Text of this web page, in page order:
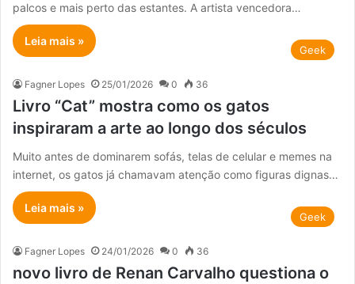
palcos e mais perto das estantes. A artista vencedora…
Leia mais »
Geek
Fagner Lopes 25/01/2026 0 36
Livro “Cat” mostra como os gatos
inspiraram a arte ao longo dos séculos
Muito antes de dominarem sofás, telas de celular e memes na
internet, os gatos já chamavam atenção como figuras dignas…
Leia mais »
Geek
Fagner Lopes 24/01/2026 0 36
novo livro de Renan Carvalho questiona o